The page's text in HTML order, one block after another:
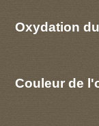
Oxydation
Couleur de